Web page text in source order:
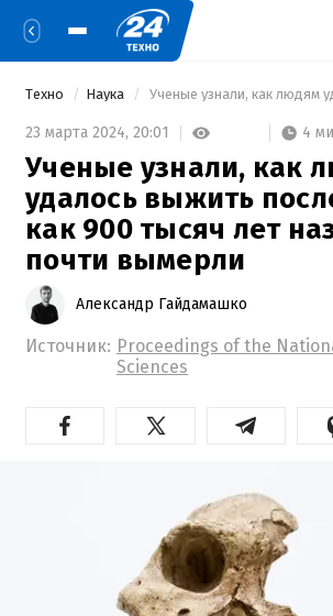
Техно Наука
23 марта 2024, 20:01 4
Ученые узнали, как
удалось выжить
как 900 тысяч лет
почти вымерли
Александр Гайдамашко
Источник: Proceedings of the
Sciences